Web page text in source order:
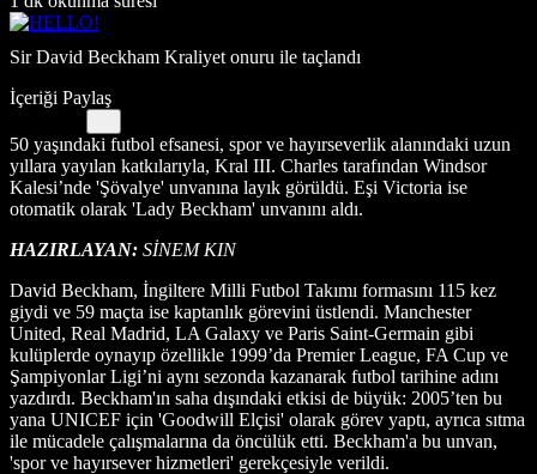
Sir David Beckham Kraliyet onuru ile taçlandı
İçeriği Paylaş
50 yaşındaki futbol efsanesi, spor ve hayırseverlik alanındaki uzun
yıllara yayılan katkılarıyla, Kral III. Charles tarafından Windsor
Kalesi’nde 'Şövalye' unvanına layık görüldü. Eşi Victoria ise
otomatik olarak 'Lady Beckham' unvanını aldı.
HAZIRLAYAN: SİNEM KIN
David Beckham, İngiltere Milli Futbol Takımı formasını 115 kez
giydi ve 59 maçta ise kaptanlık görevini üstlendi. Manchester
United, Real Madrid, LA Galaxy ve Paris Saint-Germain gibi
kulüplerde oynayıp özellikle 1999’da Premier League, FA Cup ve
Şampiyonlar Ligi’ni aynı sezonda kazanarak futbol tarihine adını
yazdırdı. Beckham'ın saha dışındaki etkisi de büyük: 2005’ten bu
yana UNICEF için 'Goodwill Elçisi' olarak görev yaptı, ayrıca sıtma
ile mücadele çalışmalarına da öncülük etti. Beckham'a bu unvan,
'spor ve hayırsever hizmetleri' gerekçesiyle verildi.